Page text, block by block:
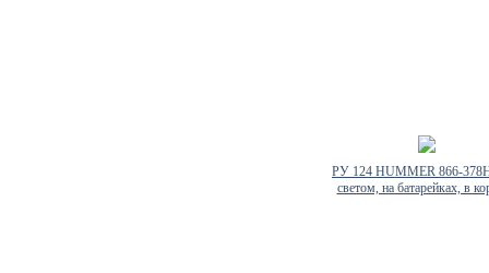
РУ 124 HUMMER 866-
светом, на батарейках, в